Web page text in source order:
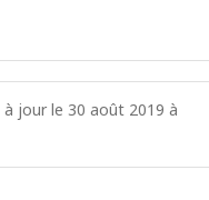
à jour le 30 août 2019 à